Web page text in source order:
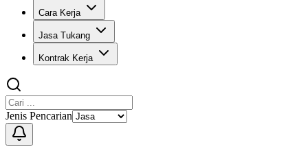
Cara Kerja
Jasa Tukang
Kontrak Kerja
Jenis Pencarian